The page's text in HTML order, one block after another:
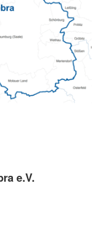
e.V.